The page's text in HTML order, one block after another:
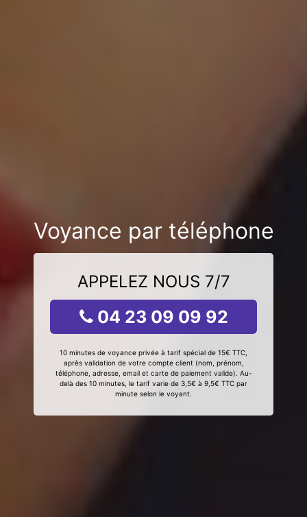
Voyance par téléphone
APPELEZ NOUS 7/7
04 23 09 09 92
10 minutes de voyance privée à tarif spécial de 15€ TTC,
après validation de votre compte client (nom, prénom,
téléphone, adresse, email et carte de paiement valide). Au-
delà des 10 minutes, le tarif varie de 3,5€ à 9,5€ TTC par
minute selon le voyant.